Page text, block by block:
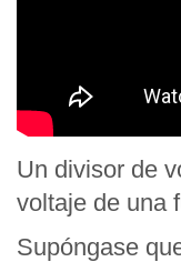
Un divisor de
voltaje de una
Supóngase